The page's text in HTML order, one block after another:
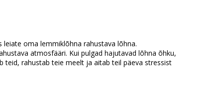
leiate oma lemmiklõhna rahustava lõhna.
atmosfääri. Kui pulgad hajutavad lõhna õhku,
teid, rahustab teie meelt ja aitab teil päeva stressist